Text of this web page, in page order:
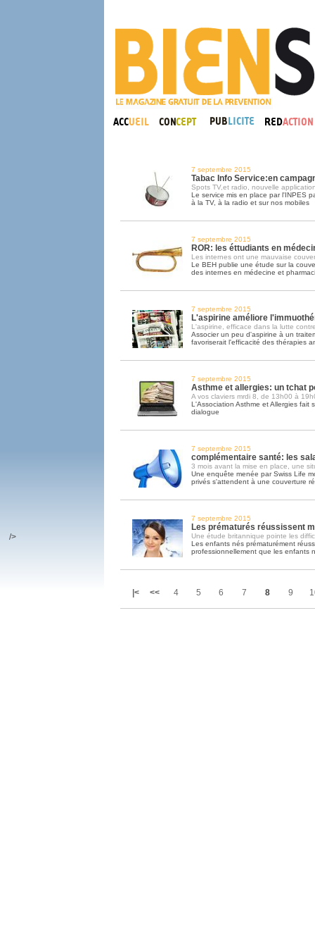
7 septembre 2015
Tabac Info Service:en
Spots TV,et radio, nouvelle
Le service mis en place par l'INPES
à la TV, à la radio et sur nos mobiles
7 septembre 2015
ROR: les éttudiants en
Les internes ont une mauvaise
Le BEH publie une étude sur la
des internes en médecine et
7 septembre 2015
L'aspirine améliore
L'aspirine, efficace dans la lutte
Associer un peu d'aspirine à un
favoriserait l'efficacité des thérapies
7 septembre 2015
Asthme et allergies: un tchat
A vos claviers mrdi 8, de 13h00 à
L'Association Asthme et Allergies fait
dialogue
7 septembre 2015
complémentaire santé: les
3 mois avant la mise en place, une
Une enquête menée par Swiss Life
privés s'attendent à une couverture
7 septembre 2015
Les prématurés réussissent
Une étude britannique pointe les
Les enfants nés prématurément
professionnellement que les enfants
|< << 4 5 6 7 8 9
/>